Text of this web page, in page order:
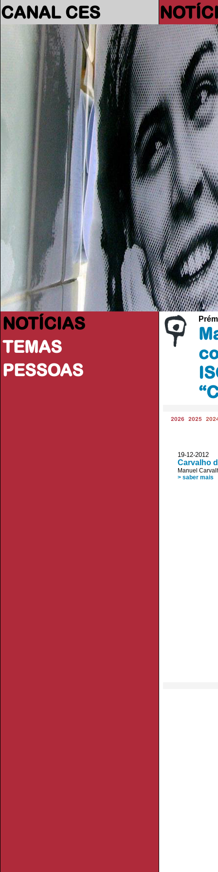
CANAL CES
NOTÍCIAS
TEMAS
PESSOAS
2026 2025
19-12-2012
Carvalho
Manuel
> saber mais